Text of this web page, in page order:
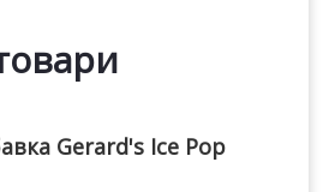
Gerard's Ice Pop